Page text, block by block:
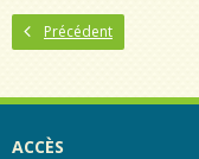
Précédent
ACCÈS